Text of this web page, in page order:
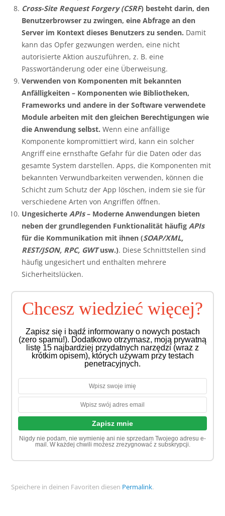
Cross-Site Request Forgery (CSRF) besteht darin, den
Benutzerbrowser zu zwingen, eine Abfrage an den
Server im Kontext dieses Benutzers zu senden. Damit
kann das Opfer gezwungen werden, eine nicht
autorisierte Aktion auszuführen, z. B. eine
Passwortänderung oder eine Überweisung.
Verwenden von Komponenten mit bekannten
Anfälligkeiten – Komponenten wie Bibliotheken,
Frameworks und andere in der Software verwendete
Module arbeiten mit den gleichen Berechtigungen wie
die Anwendung selbst. Wenn eine anfällige
Komponente kompromittiert wird, kann ein solcher
Angriff eine ernsthafte Gefahr für die Daten oder das
gesamte System darstellen. Apps, die Komponenten mit
bekannten Verwundbarkeiten verwenden, können die
Schicht zum Schutz der App löschen, indem sie sie für
verschiedene Arten von Angriffen öffnen.
UngesicherteAPIs– Moderne Anwendungen bieten
neben der grundlegenden Funktionalität häufigAPIs
für die Kommunikation mit ihnen (SOAP/XML,
REST/JSON, RPC, GWTusw.). Diese Schnittstellen sind
häufig ungesichert und enthalten mehrere
Sicherheitslücken.
Chcesz wiedzieć więcej?
Zapisz się i bądź informowany o nowych postach
(zero spamu!). Dodatkowo otrzymasz, moją prywatną
listę 15 najbardziej przydatnych narzędzi (wraz z
krótkim opisem), których używam przy testach
penetracyjnych.
Nigdy nie podam, nie wymienię ani nie sprzedam Twojego adresu e-
mail. W każdej chwili możesz zrezygnować z subskrypcji.
Speichere in deinen Favoriten diesen Permalink.